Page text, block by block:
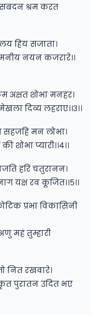
श्रम करत
हिय सजाता।
नयन कजरारे।।
शोभा मनहर।
दिव्य लहराए।।३।।
सहजहि मन लोभा।
प्यारी।।४।।
हरि चतुरानन।
यक्ष रव कूजित।।५।।
प्रभा विकासिनी
महं तुम्हारी
नित रखवारे।
पुरातन उदित भए